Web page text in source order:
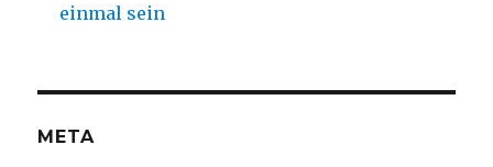
einmal sein
META